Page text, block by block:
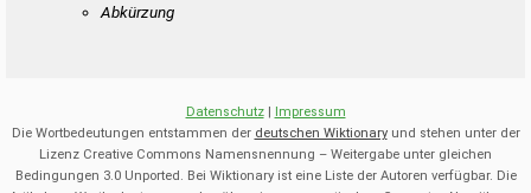
Abkürzung
Datenschutz| Impressum
Die Wortbedeutungen entstammen der deutschen Wiktionaryund stehen unter der
Lizenz Creative Commons Namensnennung – Weitergabe unter gleichen
Bedingungen 3.0 Unported. Bei Wiktionary ist eine Liste der Autoren verfügbar. Die